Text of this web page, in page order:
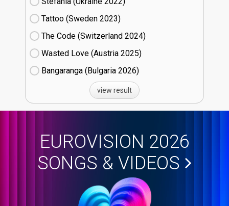
Tattoo (Sweden
23)
The Code (Switzerland
24)
Wasted Love (Austria
25)
Bangaranga (Bulgaria
26)
view result
EUROVISION 2026
SONGS & VIDEOS